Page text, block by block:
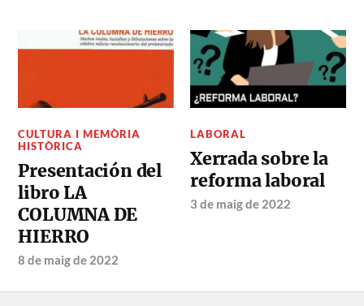
CULTURA I MEMÒRIA
HISTÒRICA
Presentación del
libro LA
COLUMNA DE
HIERRO
8 de maig de 2022
LABORAL
Xerrada sobre la
reforma laboral
3 de maig de 2022